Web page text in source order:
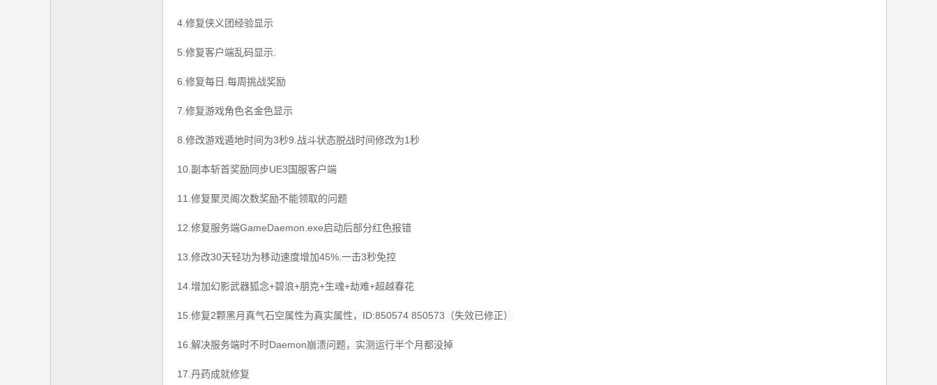
4.修复侠义团经验显示
5.修复客户端乱码显示.
6.修复每日.每周挑战奖励
7.修复游戏角色名金色显示
8.修改游戏遁地时间为3秒9.战斗状态脱战时间修改为1秒
10.副本斩首奖励同步UE3国服客户端
11.修复聚灵阁次数奖励不能领取的问题
12.修复服务端GameDaemon.exe启动后部分红色报错
13.修改30天轻功为移动速度增加45%.一击3秒免控
14.增加幻影武器狐念+碧浪+朋克+生魂+劫难+超越春花
15.修复2颗黑月真气石空属性为真实属性，ID:850574 850573（失效已修正）
16.解决服务端时不时Daemon崩溃问题，实测运行半个月都没掉
17.丹药成就修复